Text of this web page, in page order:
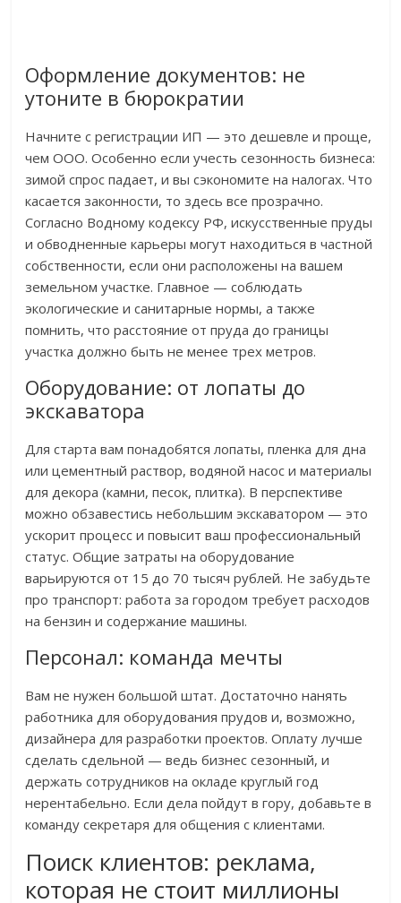
Оформление документов: не
утоните в бюрократии
Начните с регистрации ИП — это дешевле и проще,
чем ООО. Особенно если учесть сезонность бизнеса:
зимой спрос падает, и вы сэкономите на налогах. Что
касается законности, то здесь все прозрачно.
Согласно Водному кодексу РФ, искусственные пруды
и обводненные карьеры могут находиться в частной
собственности, если они расположены на вашем
земельном участке. Главное — соблюдать
экологические и санитарные нормы, а также
помнить, что расстояние от пруда до границы
участка должно быть не менее трех метров.
Оборудование: от лопаты до
экскаватора
Для старта вам понадобятся лопаты, пленка для дна
или цементный раствор, водяной насос и материалы
для декора (камни, песок, плитка). В перспективе
можно обзавестись небольшим экскаватором — это
ускорит процесс и повысит ваш профессиональный
статус. Общие затраты на оборудование
варьируются от 15 до 70 тысяч рублей. Не забудьте
про транспорт: работа за городом требует расходов
на бензин и содержание машины.
Персонал: команда мечты
Вам не нужен большой штат. Достаточно нанять
работника для оборудования прудов и, возможно,
дизайнера для разработки проектов. Оплату лучше
сделать сдельной — ведь бизнес сезонный, и
держать сотрудников на окладе круглый год
нерентабельно. Если дела пойдут в гору, добавьте в
команду секретаря для общения с клиентами.
Поиск клиентов: реклама,
которая не стоит миллионы